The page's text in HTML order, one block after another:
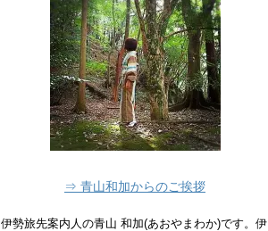
⇒ 青山和加からのご挨拶
伊勢旅先案内人の青山 和加(あおやまわか)です。伊